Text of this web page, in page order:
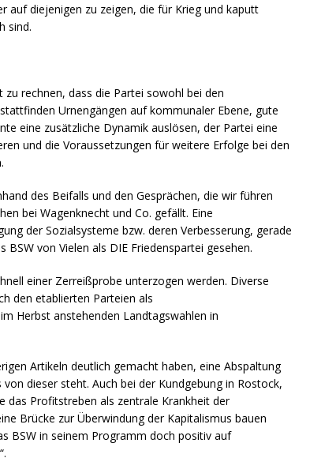
auf diejenigen zu zeigen, die für Krieg und kaputt
sind.
rechnen, dass die Partei sowohl bei den
Urnengängen auf kommunaler Ebene, gute
eine zusätzliche Dynamik auslösen, der Partei eine
und die Voraussetzungen für weitere Erfolge bei den
des Beifalls und den Gesprächen, die wir führen
bei Wagenknecht und Co. gefällt. Eine
der Sozialsysteme bzw. deren Verbesserung, gerade
BSW von Vielen als DIE Friedenspartei gesehen.
einer Zerreißprobe unterzogen werden. Diverse
den etablierten Parteien als
Herbst anstehenden Landtagswahlen in
Artikeln deutlich gemacht haben, eine Abspaltung
dieser steht. Auch bei der Kundgebung in Rostock,
das Profitstreben als zentrale Krankheit der
Brücke zur Überwindung der Kapitalismus bauen
BSW in seinem Programm doch positiv auf